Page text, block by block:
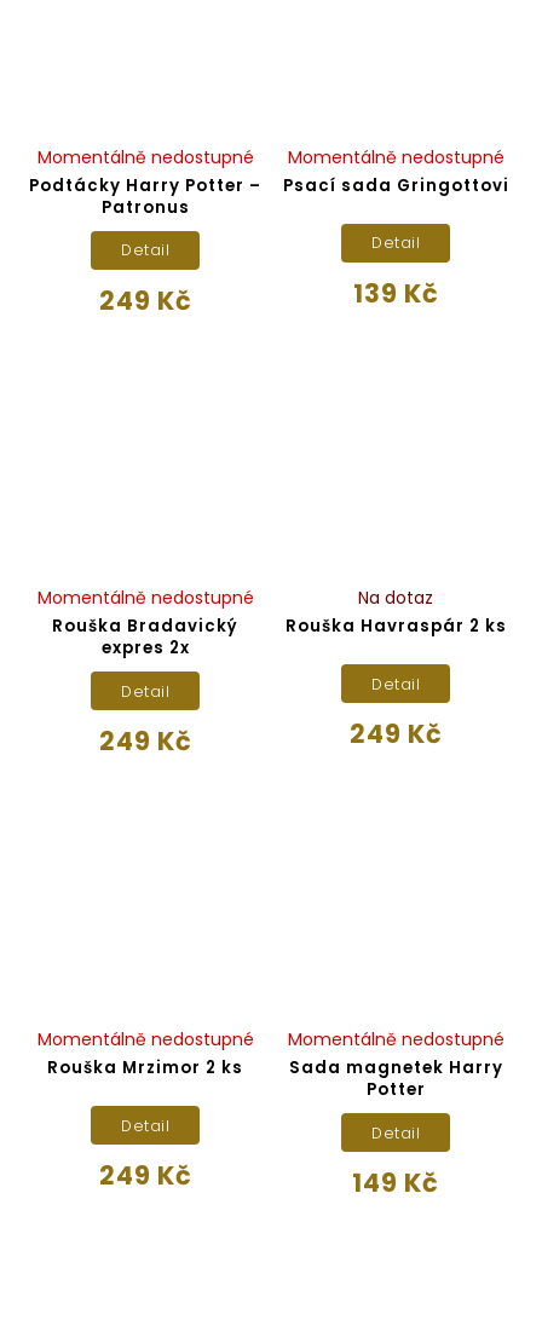
Podtácky Harry Potter –
Patronus
Momentálně nedostupné
249 Kč
Detail
Psací sada Gringottovi
Momentálně nedostupné
139 Kč
Detail
Rouška Bradavický
expres 2x
Momentálně nedostupné
249 Kč
Detail
Rouška Havraspár 2 ks
Na dotaz
249 Kč
Detail
Rouška Mrzimor 2 ks
Momentálně nedostupné
249 Kč
Detail
Sada magnetek Harry
Potter
Momentálně nedostupné
149 Kč
Detail